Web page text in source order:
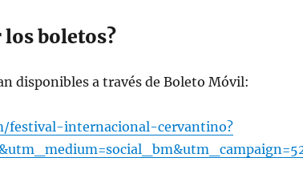
boletos?
disponibles a través de Boleto Móvil:
festival-internacional-cervantino?